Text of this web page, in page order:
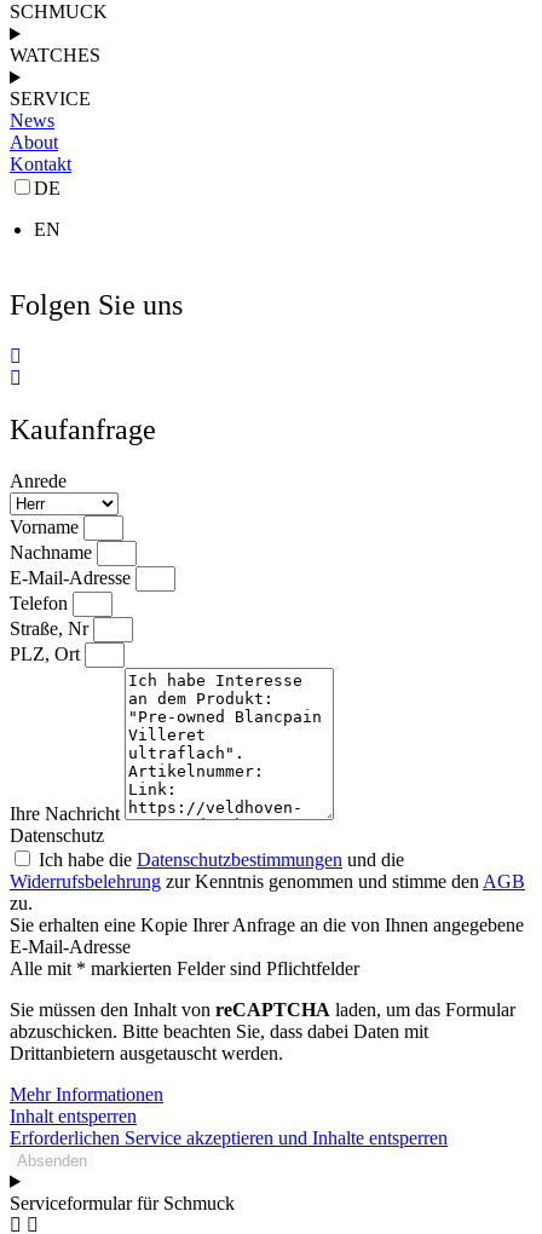
SCHMUCK
WATCHES
SERVICE
News
About
Kontakt
DE
EN
Folgen Sie uns
Kaufanfrage
Anrede
Vorname
Nachname
E-Mail-Adresse
Telefon
Straße, Nr
PLZ, Ort
Ihre Nachricht
Datenschutz
Ich habe die Datenschutzbestimmungen und die
Widerrufsbelehrung zur Kenntnis genommen und stimme den AGB
zu.
Sie erhalten eine Kopie Ihrer Anfrage an die von Ihnen angegebene
E-Mail-Adresse
Alle mit * markierten Felder sind Pflichtfelder
Sie müssen den Inhalt von reCAPTCHA laden, um das Formular
abzuschicken. Bitte beachten Sie, dass dabei Daten mit
Drittanbietern ausgetauscht werden.
Mehr Informationen
Inhalt entsperren
Erforderlichen Service akzeptieren und Inhalte entsperren
Absenden
Serviceformular für Schmuck